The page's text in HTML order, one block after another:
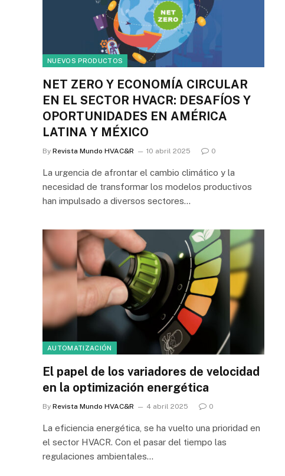
NUEVOS PRODUCTOS
NET ZERO Y ECONOMÍA CIRCULAR
EN EL SECTOR HVACR: DESAFÍOS Y
OPORTUNIDADES EN AMÉRICA
LATINA Y MÉXICO
By Revista Mundo HVAC&R 10 abril 2025 0
La urgencia de afrontar el cambio climático y la
necesidad de transformar los modelos productivos
han impulsado a diversos sectores…
AUTOMATIZACIÓN
El papel de los variadores de velocidad
en la optimización energética
By Revista Mundo HVAC&R 4 abril 2025 0
La eficiencia energética, se ha vuelto una prioridad en
el sector HVACR. Con el pasar del tiempo las
regulaciones ambientales…